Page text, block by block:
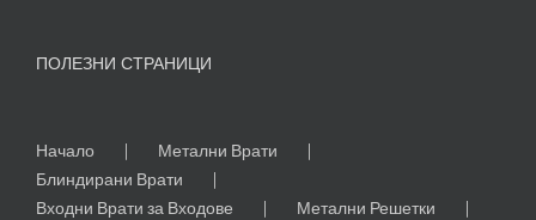
ПОЛЕЗНИ СТРАНИЦИ
Начало
Метални Врати
Блиндирани Врати
Входни Врати за Входове
Метални Решетки